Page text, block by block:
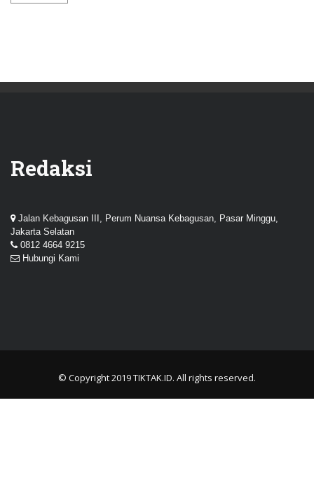
Redaksi
Jalan Kebagusan III, Perum Nuansa Kebagusan, Pasar Minggu,
Jakarta Selatan
0812 4664 9215
Hubungi Kami
© Copyright 2019TIKTAK.ID. All rights reserved.